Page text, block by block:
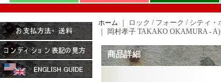
ホーム ｜ ロック / フォーク / シティ
岡村孝子 TAKAKO OKAMURA -
商品詳細